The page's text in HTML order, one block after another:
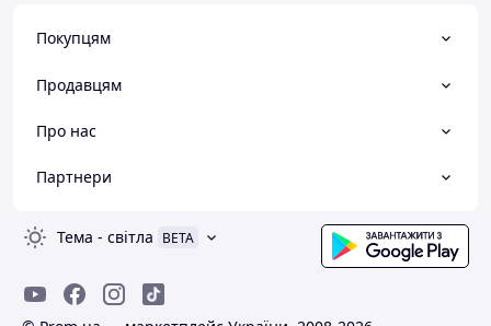
Покупцям
Продавцям
Про нас
Партнери
Тема - світла BETA